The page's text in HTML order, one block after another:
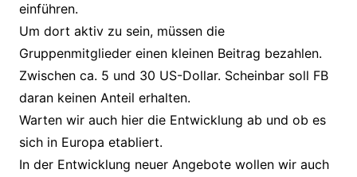
einführen.
Um dort aktiv zu sein, müssen die
Gruppenmitglieder einen kleinen Beitrag bezahlen.
Zwischen ca. 5 und 30 US-Dollar. Scheinbar soll FB
daran keinen Anteil erhalten.
Warten wir auch hier die Entwicklung ab und ob es
sich in Europa etabliert.
In der Entwicklung neuer Angebote wollen wir auch